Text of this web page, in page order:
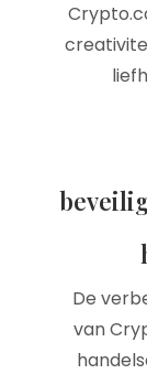
De
van